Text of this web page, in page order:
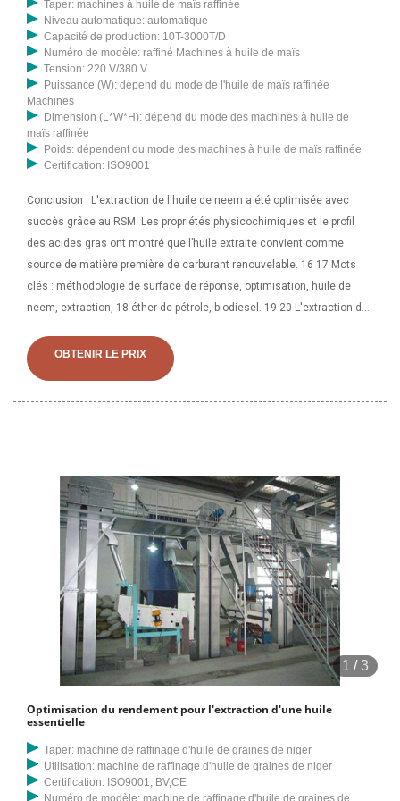
pendant le processus en aval. Labor-Technik, Düsseldorf, Allemagne).
Le rendement en huile et la teneur en huile résiduelle ont été
exprimés en pourcentage (g d'huile/100 g de graines ou de
tourteaux). Analyse statistique des expériences d'extraction de
données sur l'huile de graines de C. lanatus ont été répétées deux
fois. Les valeurs moyennes ± écarts types ont été rapportées pour
toutes les réponses observées.
Taper: machines à huile de maïs raffinée
Niveau automatique: automatique
Capacité de production: 10T-3000T/D
Numéro de modèle: raffiné Machines à huile de maïs
Tension: 220 V/380 V
Puissance (W): dépend du mode de l'huile de maïs raffinée
Machines
Dimension (L*W*H): dépend du mode des machines à huile de
maïs raffinée
Poids: dépendent du mode des machines à huile de maïs raffinée
Certification: ISO9001
Conclusion : L'extraction de l'huile de neem a été optimisée avec
succès grâce au RSM. Les propriétés physicochimiques et le profil
des acides gras ont montré que l’huile extraite convient comme
source de matière première de carburant renouvelable. 16 17 Mots
clés : méthodologie de surface de réponse, optimisation, huile de
neem, extraction, 18 éther de pétrole, biodiesel. 19 20 L'extraction de
l'huile de graines car elle détermine la qualité et la quantité d'huile
extraite. L'optimisation des conditions d'extraction pour chaque
conception Box-Behnken (BBD ; Design-Expert, version 8.0.6, Stat-
Ease Inc., Minneapolis, MN, USA) avec trois niveaux codés a été
utilisé pour déterminer les conditions optimales d'extraction d'huile
essentielle de l'échographie. puissance (X 1), durée des ultrasons (X
2) et rapport solvant/solide (X 3). Le niveau. La présente enquête
rapporte la technique d'extraction par solvant assistée par soxhlet
pour extraire l'huile des graines de l'arbre à pluie. L'optimisation des
facteurs affectant le processus d'extraction a été réalisée par la
technique de la méthodologie de surface de réponse (RSM), et une
conception Box-Behnken (BBD) composée de trois variables de
de crevettes. En outre, l’optimisation de l’extraction des caroténoïdes
optimisée pour le rendement en caroténoïdes des crevettes
féeriques séchées était un rapport échantillon/niveau d'huile de 0,08
OBTENIR LE PRIX
1 /3
Optimisation du rendement pour l'extraction d'une huile
essentielle
Taper: machine de raffinage d'huile de graines de niger
Utilisation: machine de raffinage d'huile de graines de niger
Certification: ISO9001, BV,CE